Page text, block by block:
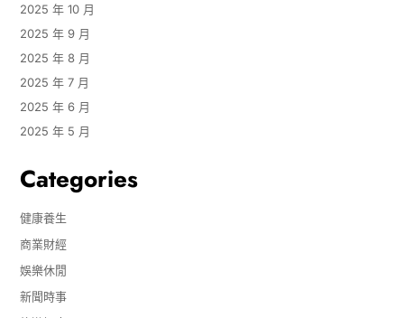
2025 年 10 月
2025 年 9 月
2025 年 8 月
2025 年 7 月
2025 年 6 月
2025 年 5 月
Categories
健康養生
商業財經
娛樂休閒
新聞時事